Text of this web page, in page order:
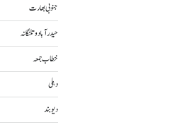
جنوبی بھارت
حیدرآباد و تلنگانہ
خطاب جمعہ
دہلی
دیوبند